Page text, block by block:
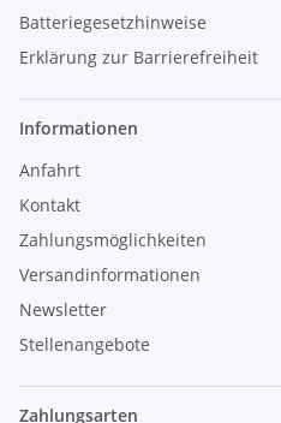
Batteriegesetzhinweise
Erklärung zur Barrierefreiheit
Informationen
Anfahrt
Kontakt
Zahlungsmöglichkeiten
Versandinformationen
Newsletter
Stellenangebote
Zahlungsarten